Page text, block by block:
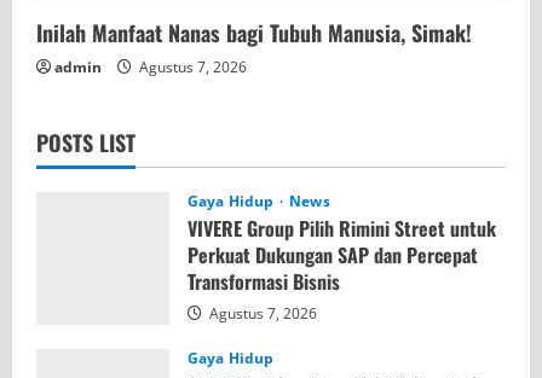
Inilah Manfaat Nanas bagi Tubuh Manusia, Simak!
admin Agustus 7, 2026
POSTS LIST
Gaya Hidup News
VIVERE Group Pilih Rimini Street untuk
Perkuat Dukungan SAP dan Percepat
Transformasi Bisnis
Agustus 7, 2026
Gaya Hidup